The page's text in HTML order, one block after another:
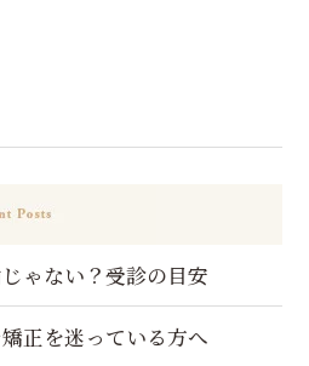
ゃない？受診の目安
正を迷っている方へ